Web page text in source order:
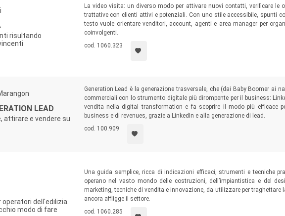
risultando
La video visita: un diverso modo per attivare nuovi contatti, verificare le
trattative con clienti attivi e potenziali. Con uno stile accessibile, spunti
testo vuole orientare venditori, account, agenti e area manager per
coinvolgenti.
cod. 1060.323
LEAD
attirare e vendere su
Generation Lead è la generazione trasversale, che (dai Baby Boomer ai
commerciali con lo strumento digitale più dirompente per il business:
vendita nella digital transformation e fa scoprire il modo più efficace
business e di revenues, grazie a LinkedIn e alla generazione di lead.
cod. 100.909
dell'edilizia.
modo di fare
Una guida semplice, ricca di indicazioni efficaci, strumenti e tecniche
operano nel vasto mondo delle costruzioni, dell’impiantistica e del
marketing, tecniche di vendita e innovazione, da utilizzare per
ancora affligge il settore.
cod. 1060.285